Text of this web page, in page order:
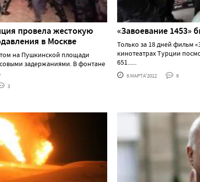
провела жестокую
в Москве
на Пушкинской площади
задержаниями. В фонтане
3
«Завоевание 1453»
Только за 18 дней фильм
кинотеатрах Турции
651......
6 МАРТА'2012 6